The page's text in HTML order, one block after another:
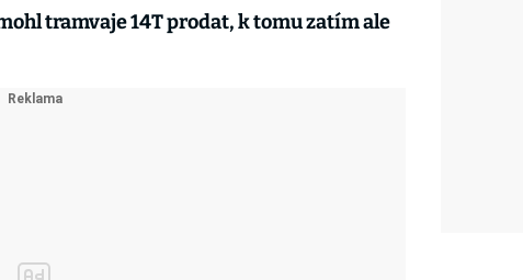
tramvaje 14T prodat, k tomu zatím ale